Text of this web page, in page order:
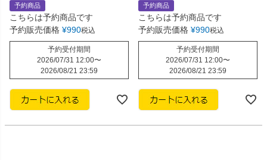
予約商品
こちらは予約商品です
予約販売価格 ¥990税込
予約受付期間
2026/07/31 12:00〜
2026/08/21 23:59
予約商品
こちらは予約商品です
予約販売価格 ¥990税込
予約受付期間
2026/07/31 12:00〜
2026/08/21 23:59